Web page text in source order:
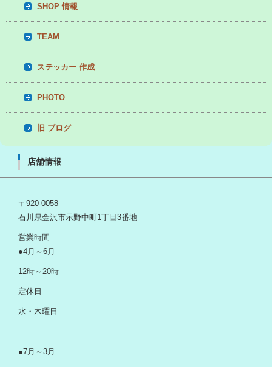
SHOP 情報
TEAM
ステッカー 作成
PHOTO
旧 ブログ
店舗情報
〒920-0058
石川県金沢市示野中町1丁目3番地
営業時間
●4月～6月
12時～20時
定休日
水・木曜日
●7月～3月